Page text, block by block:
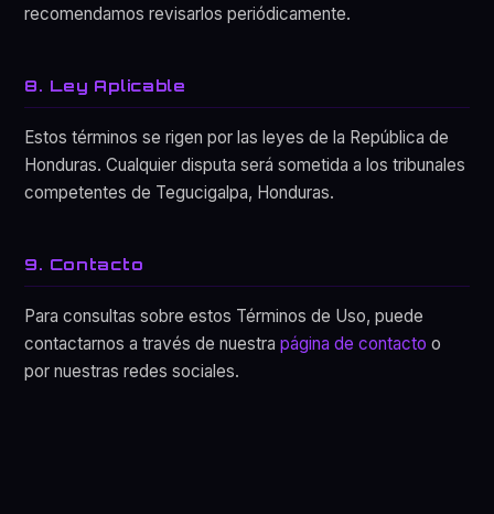
recomendamos revisarlos periódicamente.
8. Ley Aplicable
Estos términos se rigen por las leyes de la República de
Honduras. Cualquier disputa será sometida a los tribunales
competentes de Tegucigalpa, Honduras.
9. Contacto
Para consultas sobre estos Términos de Uso, puede
contactarnos a través de nuestrapágina de contacto o
por nuestras redes sociales.